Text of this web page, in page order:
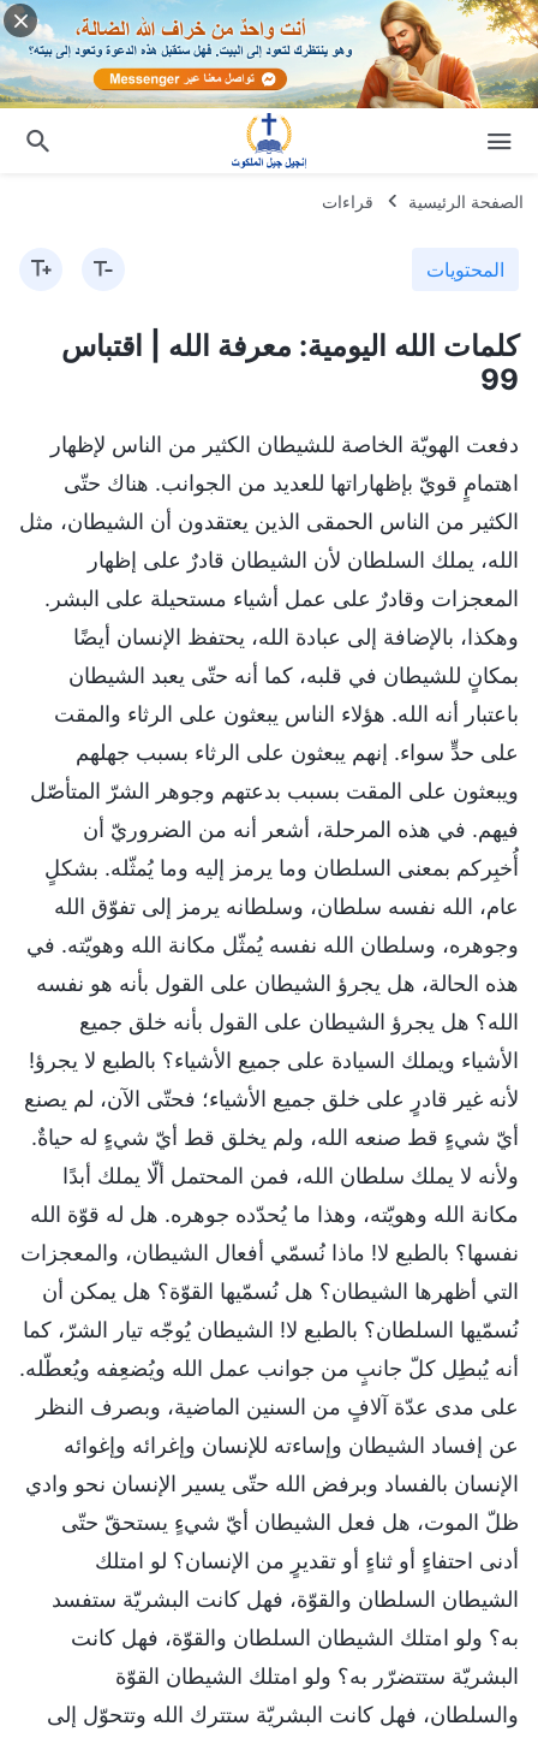
الصفحة الرئيسية قراءات
المحتويات
كلمات الله اليومية: معرفة الله | اقتباس
99
دفعت الهويّة الخاصة للشيطان الكثير من الناس لإظهار
اهتمامٍ قويّ بإظهاراتها للعديد من الجوانب. هناك حتّى
الكثير من الناس الحمقى الذين يعتقدون أن الشيطان، مثل
الله، يملك السلطان لأن الشيطان قادرٌ على إظهار
المعجزات وقادرٌ على عمل أشياء مستحيلة على البشر.
وهكذا، بالإضافة إلى عبادة الله، يحتفظ الإنسان أيضًا
بمكانٍ للشيطان في قلبه، كما أنه حتّى يعبد الشيطان
باعتبار أنه الله. هؤلاء الناس يبعثون على الرثاء والمقت
على حدٍّ سواء. إنهم يبعثون على الرثاء بسبب جهلهم
ويبعثون على المقت بسبب بدعتهم وجوهر الشرّ المتأصّل
فيهم. في هذه المرحلة، أشعر أنه من الضروريّ أن
أُخبِركم بمعنى السلطان وما يرمز إليه وما يُمثّله. بشكلٍ
عام، الله نفسه سلطان، وسلطانه يرمز إلى تفوّق الله
وجوهره، وسلطان الله نفسه يُمثّل مكانة الله وهويّته. في
هذه الحالة، هل يجرؤ الشيطان على القول بأنه هو نفسه
الله؟ هل يجرؤ الشيطان على القول بأنه خلق جميع
الأشياء ويملك السيادة على جميع الأشياء؟ بالطبع لا يجرؤ!
لأنه غير قادرٍ على خلق جميع الأشياء؛ فحتّى الآن، لم يصنع
أيّ شيءٍ قط صنعه الله، ولم يخلق قط أيّ شيءٍ له حياةٌ.
ولأنه لا يملك سلطان الله، فمن المحتمل ألّا يملك أبدًا
مكانة الله وهويّته، وهذا ما يُحدّده جوهره. هل له قوّة الله
نفسها؟ بالطبع لا! ماذا نُسمّي أفعال الشيطان، والمعجزات
التي أظهرها الشيطان؟ هل نُسمّيها القوّة؟ هل يمكن أن
نُسمّيها السلطان؟ بالطبع لا! الشيطان يُوجّه تيار الشرّ، كما
أنه يُبطِل كلّ جانبٍ من جوانب عمل الله ويُضعِفه ويُعطّله.
على مدى عدّة آلافٍ من السنين الماضية، وبصرف النظر
عن إفساد الشيطان وإساءته للإنسان وإغرائه وإغوائه
الإنسان بالفساد وبرفض الله حتّى يسير الإنسان نحو وادي
ظلّ الموت، هل فعل الشيطان أيّ شيءٍ يستحقّ حتّى
أدنى احتفاءٍ أو ثناءٍ أو تقديرٍ من الإنسان؟ لو امتلك
الشيطان السلطان والقوّة، فهل كانت البشريّة ستفسد
به؟ ولو امتلك الشيطان السلطان والقوّة، فهل كانت
البشريّة ستتضرّر به؟ ولو امتلك الشيطان القوّة
والسلطان، فهل كانت البشريّة ستترك الله وتتحوّل إلى